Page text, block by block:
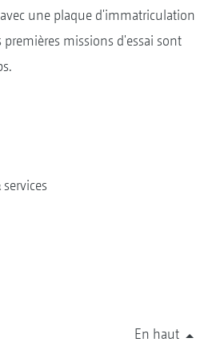
une plaque d'immatriculation
premières missions d'essai sont
En haut